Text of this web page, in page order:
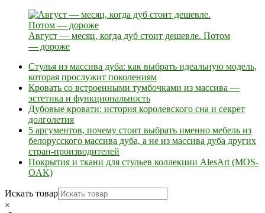
Август — месяц, когда дуб стоит дешевле. Потом
— дороже
Стулья из массива дуба: как выбрать идеальную модель,
которая прослужит поколениям
Кровать со встроенными тумбочками из массива —
эстетика и функциональность
Дубовые кровати: история королевского сна и секрет
долголетия
5 аргументов, почему стоит выбрать именно мебель из
белорусского массива дуба, а не из массива дуба других
стран-производителей
Покрытия и ткани для стульев коллекции AlesArt (MOS-
OAK)
Искать товар
×